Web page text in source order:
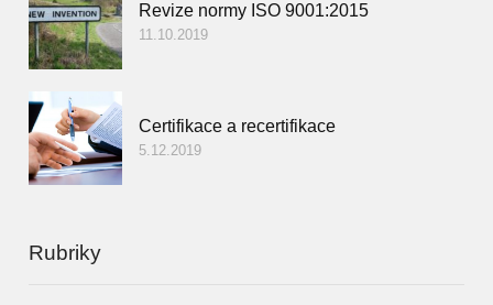
Revize normy ISO 9001:2015
11.10.2019
Certifikace a recertifikace
5.12.2019
Rubriky